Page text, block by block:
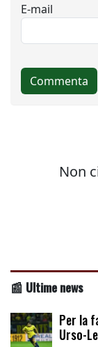
📰 Ultime news
Per la
Urso-